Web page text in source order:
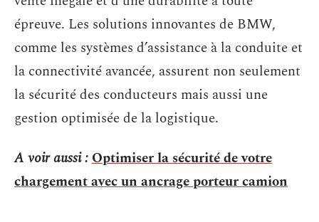
épreuve. Les solutions innovantes de BMW,
comme les systèmes d’assistance à la conduite et
la connectivité avancée, assurent non seulement
la sécurité des conducteurs mais aussi une
gestion optimisée de la logistique.
A voir aussi :Optimiser la sécurité de votre
chargement avec un ancrage porteur camion